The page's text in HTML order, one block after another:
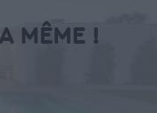
MÊME !